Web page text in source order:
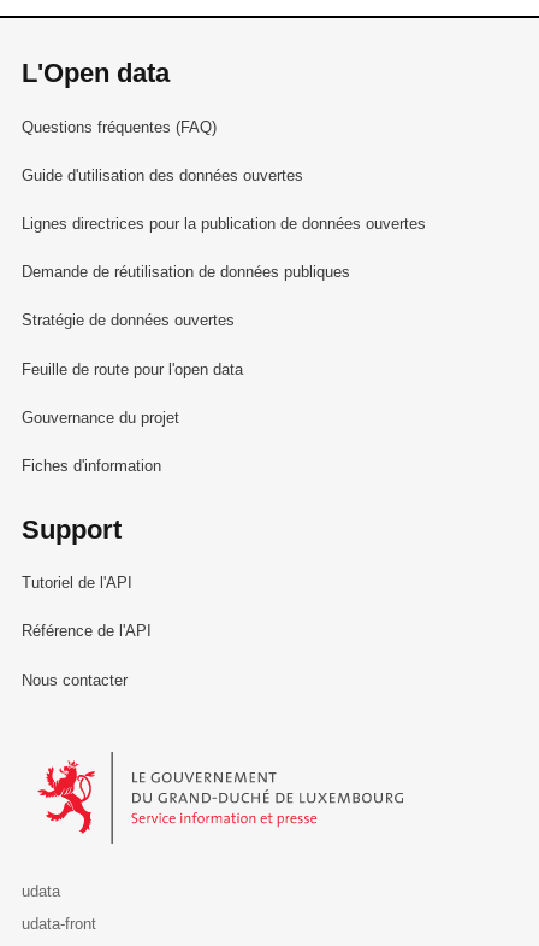
L'Open data
Questions fréquentes (FAQ)
Guide d'utilisation des données ouvertes
Lignes directrices pour la publication de données ouvertes
Demande de réutilisation de données publiques
Stratégie de données ouvertes
Feuille de route pour l'open data
Gouvernance du projet
Fiches d'information
Support
Tutoriel de l'API
Référence de l'API
Nous contacter
Le Gouvernement du Grand-Duché de Luxembourg - Service
udata
udata-front